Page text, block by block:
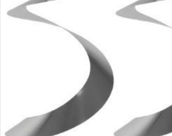
Palīglīdzekļi augu audzēšanai
Klientu Diena
Novatec - izcils mēslošanai arī
sezonas otrajā pusē!
Piedāvājums ābeļdārziem